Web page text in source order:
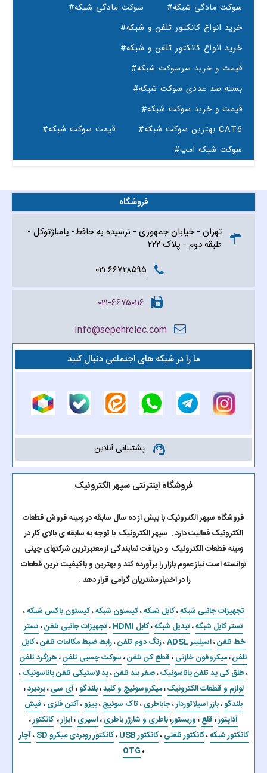
#سوکت مادگی شبکه
#سوکت مادگی شبکه
#خرید انواع کانکتور تلفن و شبکه
#خرید انواع کانکتور تلفن و شبکه
#قیمت و خرید سرسوکت شبکه
#بسته صد عددی سوکت شبکه
#قیمت و خرید سوکت شبکه
#بهترین سوکت شبکه CAT6
#قیمت سوکت شبکه
#سوکت شبکه امپ
فروشگاه
تهران - خیابان جمهوری - نرسیده به حافظ- پاساژتوکل -
طبقه دوم - پلاک ۲۲۲
۶۶۷۲۸۵۹۵ ۰۲۱
۰۲۱-۶۶۷۵۰۱۱۶
Info@sepehrelec.com
ما را در شبکه های اجتماعی دنبال کنید
support_agent پشتیبانی آنلاین
فروشگاه اینترنتی سپهر الکترونیک
فروشگاه سپهر الکترونیک با بیش از ده سال سابقه در زمینه فروش قطعات
الکترونیک فعالیت دارد . سپهر الکترونیک با توجه به سابقه ی بالای کار در
زمینه قطعات الکترونیک و دریافت نمایندگی از معتبرترین شرکتهای چینی
توانسته است نیاز عموم بازار را برآورده کند و بهترین و باکیفیت ترین قطعات
را در اختیار مشتریان گرامی قرار دهد .
تجهیزات جانبی شبکه،کابل شبکه،کیستون شبکه،کیستون باکس شبکه،
تستر کابل شبکه،تبدیل شبکه،کابل HDMI ،تجهیزات جانبی تلفن،تستر
خط تلفن،اسپلیتر ADSL ،زنگ دوم تلفن،رابط ضبط مکالمات تلفن،کابل
تلفن،میکروفون خازنی،قطع کن تلفن،سوکت چسبی تلفن،هرزگرد تلفن
،طلق کی پد تلفن پاناسونیک،صفر بند تلفن،پد لاستیکی تلفن پاناسونیک،
لوازم و قطعات الکترونیک،میکروسوئیچ و کلید،بلندگو،آی سی،بردبرد،
بلندگو،بازر اسیلاتوردار،جاباطری،تاک سوئیچ،پیزو،آنتن فلزی،فیش
آداپتور،قلع،وریستور،باطری و شارژر باطری،اسپری،ابزار،کانکتور،
کانکتور شبکه،کانکتور تلفنی،کانکتور USB ،کانکتور روبردی میکرو SD ،آچار
،OTG